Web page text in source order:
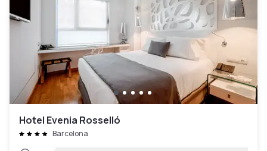
Hotel Evenia Rosselló
Barcelona